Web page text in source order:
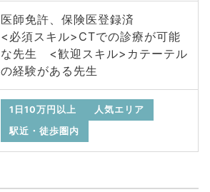
医師免許、保険医登録済
<必須スキル>CTでの診療が可能
な先生 <歓迎スキル>カテーテル
の経験がある先生
1日10万円以上
人気エリア
駅近・徒歩圏内